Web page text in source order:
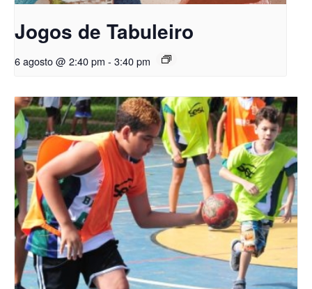
Jogos de Tabuleiro
6 agosto @ 2:40 pm - 3:40 pm